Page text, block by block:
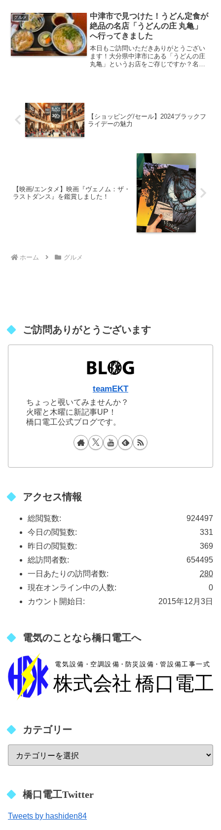
たくさんのうどん屋さんがある激戦区で
すよね。そんな中津に数年...
グルメ
中津市で見つけた！うどん定食が
絶品の名店「うどんの庄 丸亀」
へ行ってきました
本日もご訪問いただきありがとうござい
ます！大分県中津市にある「うどんの庄
丸亀」というお店をご存じですか？名前
【ショッピング/セール】2024ブラックフ
ライデーの魅力
【映画/エンタメ】映画『ヴェノム：ザ・
ラストダンス』を鑑賞しました！
ホーム グルメ
ご訪問ありがとうございます
teamEKT
ちょっと覗いてみませんか？
火曜と木曜に新記事UP！
橋口電工公式ブログです。
アクセス情報
924497
総閲覧数:
331
今日の閲覧数:
369
昨日の閲覧数:
654495
総訪問者数:
280
一日あたりの訪問者数:
0
現在オンライン中の人数:
2015年12月3日
カウント開始日:
電気のことなら橋口電工へ
カテゴリー
橋口電工Twitter
Tweets by hashiden84